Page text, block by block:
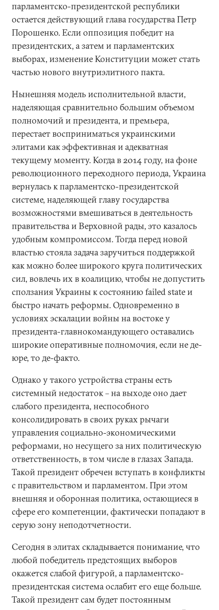
парламентско-президентской республики
остается действующий глава государства Петр
Порошенко. Если оппозиция победит на
президентских, а затем и парламентских
выборах, изменение Конституции может стать
частью нового внутриэлитного пакта.
Нынешняя модель исполнительной власти,
наделяющая сравнительно большим объемом
полномочий и президента, и премьера,
перестает восприниматься украинскими
элитами как эффективная и адекватная
текущему моменту. Когда в 2014 году, на фоне
революционного переходного периода, Украина
вернулась к парламентско-президентской
системе, наделяющей главу государства
возможностями вмешиваться в деятельность
правительства и Верховной рады, это казалось
удобным компромиссом. Тогда перед новой
властью стояла задача заручиться поддержкой
как можно более широкого круга политических
сил, вовлечь их в коалицию, чтобы не допустить
сползания Украины к состоянию failed state и
быстро начать реформы. Одновременно в
условиях эскалации войны на востоке у
президента-главнокомандующего оставались
широкие оперативные полномочия, если не де-
юре, то де-факто.
Однако у такого устройства страны есть
системный недостаток – на выходе оно дает
слабого президента, неспособного
консолидировать в своих руках рычаги
управления социально-экономическими
реформами, но несущего за них политическую
ответственность, в том числе в глазах Запада.
Такой президент обречен вступать в конфликты
с правительством и парламентом. При этом
внешняя и оборонная политика, остающиеся в
сфере его компетенции, фактически попадают в
серую зону неподотчетности.
Сегодня в элитах складывается понимание, что
любой победитель предстоящих выборов
окажется слабой фигурой, а парламентско-
президентская система ослабит его еще больше.
Такой президент сам будет постоянным